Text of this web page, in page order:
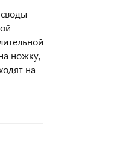
ножку,
на